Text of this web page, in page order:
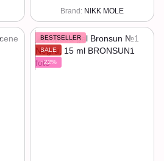
Brand NIKK MOLE
BESTSELLER
SALE
−22%